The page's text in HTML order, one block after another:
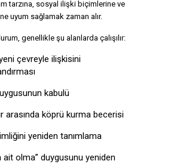
tarzına, sosyal ilişki biçimlerine ve
uyum sağlamak zaman alır.
genellikle şu alanlarda çalışılır:
çevreyle ilişkisini
kabulü
arasında köprü kurma becerisi
yeniden tanımlama
ait olma” duygusunu yeniden